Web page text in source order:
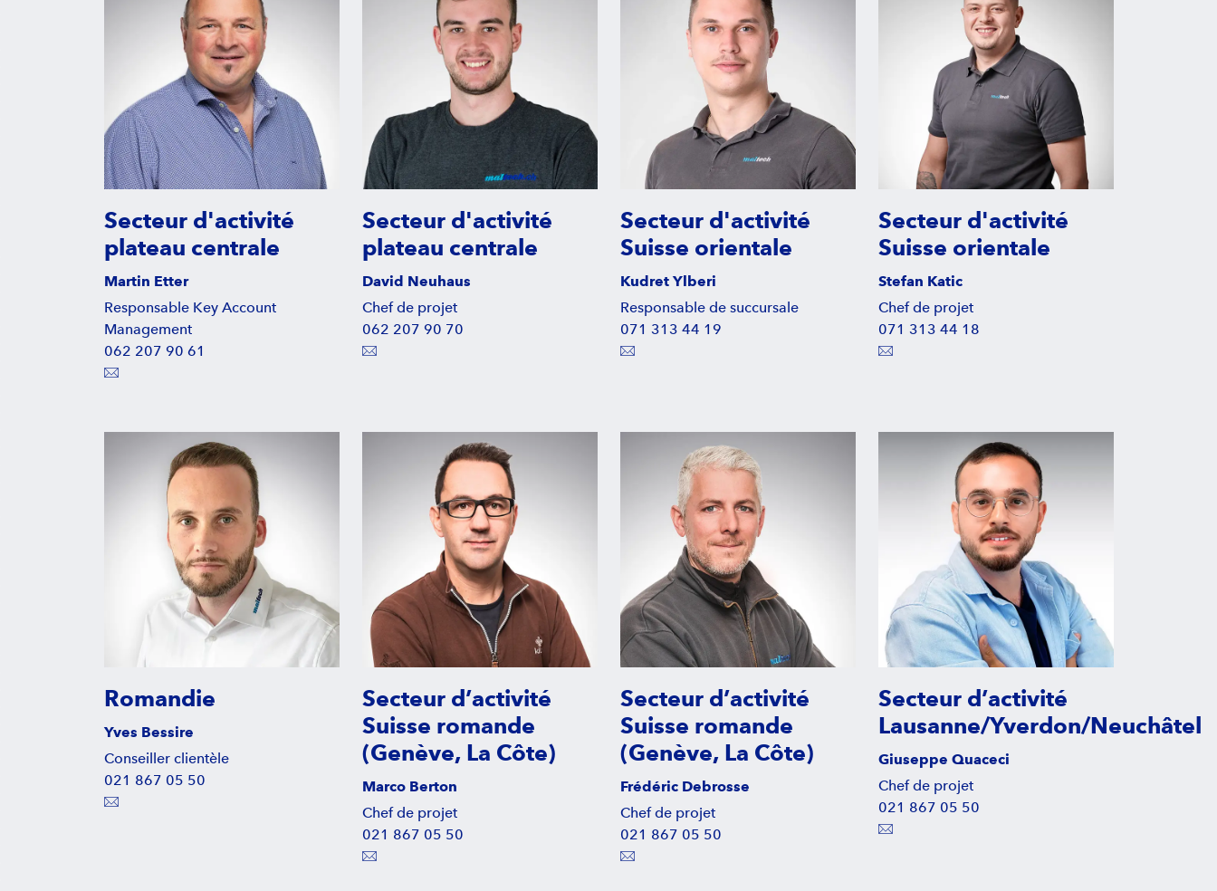
Secteur d'activité
plateau centrale
Martin Etter
Responsable Key Account
Management
062 207 90 61
Secteur d'activité
plateau centrale
David Neuhaus
Chef de projet
062 207 90 70
Secteur d'activité
Suisse orientale
Kudret Ylberi
Responsable de succursale
071 313 44 19
Secteur d'activité
Suisse orientale
Stefan Katic
Chef de projet
071 313 44 18
Romandie
Yves Bessire
Conseiller clientèle
021 867 05 50
Secteur d’activité
Suisse romande
(Genève, La Côte)
Marco Berton
Chef de projet
021 867 05 50
Secteur d’activité
Suisse romande
(Genève, La Côte)
Frédéric Debrosse
Chef de projet
021 867 05 50
Secteur d’activité
Lausanne/Yverdon/Neuchâtel
Giuseppe Quaceci
Chef de projet
021 867 05 50